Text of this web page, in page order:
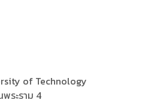
of Technology
ระราม 4